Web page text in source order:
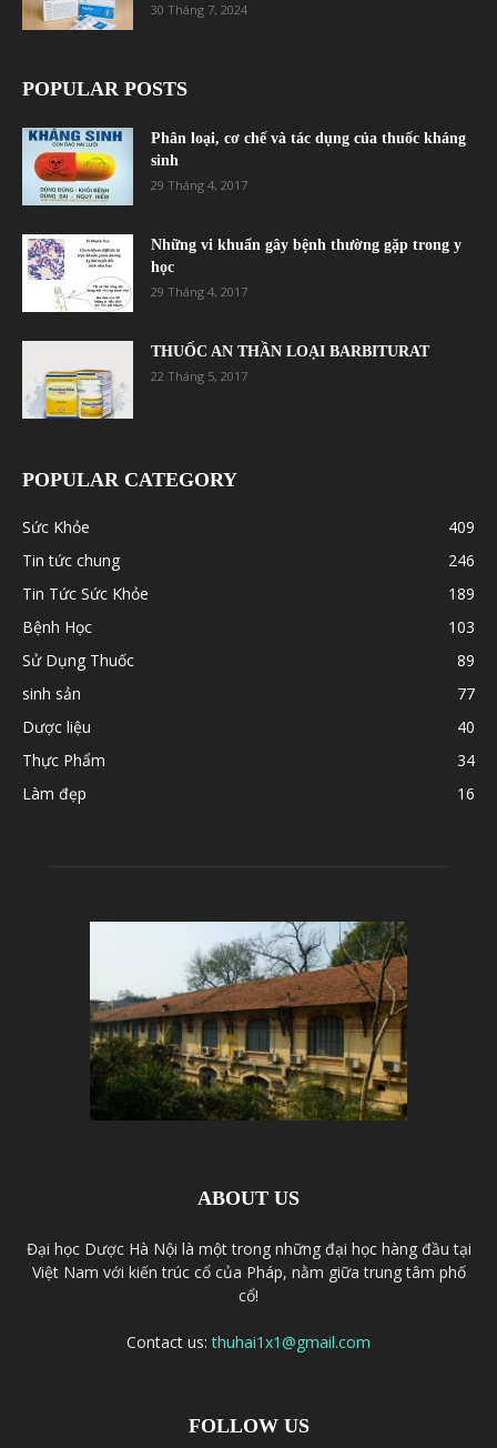
30 Tháng 7, 2024
POPULAR POSTS
Phân loại, cơ chế và tác dụng của thuốc kháng
sinh
29 Tháng 4, 2017
Những vi khuẩn gây bệnh thường gặp trong y
học
29 Tháng 4, 2017
THUỐC AN THẦN LOẠI BARBITURAT
22 Tháng 5, 2017
POPULAR CATEGORY
Sức Khỏe
409
Tin tức chung
246
Tin Tức Sức Khỏe
189
Bệnh Học
103
Sử Dụng Thuốc
89
sinh sản
77
Dược liệu
40
Thực Phẩm
34
Làm đẹp
16
ABOUT US
Đại học Dược Hà Nội là một trong những đại học hàng đầu tại
Việt Nam với kiến trúc cổ của Pháp, nằm giữa trung tâm phố
cổ!
Contact us:thuhai1x1@gmail.com
FOLLOW US